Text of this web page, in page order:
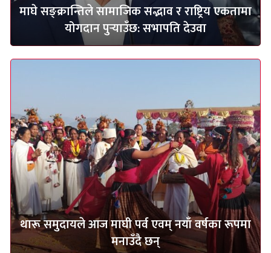
माघे सङ्क्रान्तिले सामाजिक सद्भाव र राष्ट्रिय एकतामा
योगदान पुर्‍याउँछ: सभापति देउवा
थारू समुदायले आज माघी पर्व एवम् नयाँ वर्षका रूपमा
मनाउँदै छन्